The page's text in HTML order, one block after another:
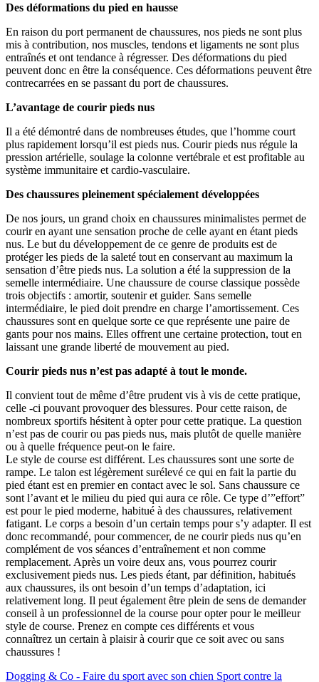
Des déformations du pied en hausse
En raison du port permanent de chaussures, nos pieds ne sont plus
mis à contribution, nos muscles, tendons et ligaments ne sont plus
entraînés et ont tendance à régresser. Des déformations du pied
peuvent donc en être la conséquence. Ces déformations peuvent être
contrecarrées en se passant du port de chaussures.
L’avantage de courir pieds nus
Il a été démontré dans de nombreuses études, que l’homme court
plus rapidement lorsqu’il est pieds nus. Courir pieds nus régule la
pression artérielle, soulage la colonne vertébrale et est profitable au
système immunitaire et cardio-vasculaire.
Des chaussures pleinement spécialement développées
De nos jours, un grand choix en chaussures minimalistes permet de
courir en ayant une sensation proche de celle ayant en étant pieds
nus. Le but du développement de ce genre de produits est de
protéger les pieds de la saleté tout en conservant au maximum la
sensation d’être pieds nus. La solution a été la suppression de la
semelle intermédiaire. Une chaussure de course classique possède
trois objectifs : amortir, soutenir et guider. Sans semelle
intermédiaire, le pied doit prendre en charge l’amortissement. Ces
chaussures sont en quelque sorte ce que représente une paire de
gants pour nos mains. Elles offrent une certaine protection, tout en
laissant une grande liberté de mouvement au pied.
Courir pieds nus n’est pas adapté à tout le monde.
Il convient tout de même d’être prudent vis à vis de cette pratique,
celle -ci pouvant provoquer des blessures. Pour cette raison, de
nombreux sportifs hésitent à opter pour cette pratique. La question
n’est pas de courir ou pas pieds nus, mais plutôt de quelle manière
ou à quelle fréquence peut-on le faire.
Le style de course est différent. Les chaussures sont une sorte de
rampe. Le talon est légèrement surélevé ce qui en fait la partie du
pied étant est en premier en contact avec le sol. Sans chaussure ce
sont l’avant et le milieu du pied qui aura ce rôle. Ce type d’”effort”
est pour le pied moderne, habitué à des chaussures, relativement
fatigant. Le corps a besoin d’un certain temps pour s’y adapter. Il est
donc recommandé, pour commencer, de ne courir pieds nus qu’en
complément de vos séances d’entraînement et non comme
remplacement. Après un voire deux ans, vous pourrez courir
exclusivement pieds nus. Les pieds étant, par définition, habitués
aux chaussures, ils ont besoin d’un temps d’adaptation, ici
relativement long. Il peut également être plein de sens de demander
conseil à un professionnel de la course pour opter pour le meilleur
style de course. Prenez en compte ces différents et vous
connaîtrez un certain à plaisir à courir que ce soit avec ou sans
chaussures !
Dogging & Co - Faire du sport avec son chien Sport contre la